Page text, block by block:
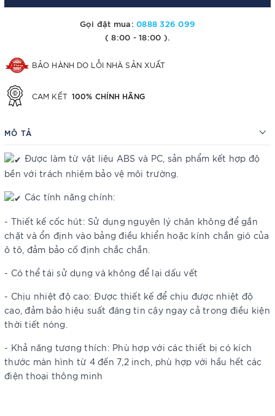
Gọi đặt mua:0888 326 099
( 8:00 - 18:00 ).
BẢO HÀNH DO LỖI NHÀ SẢN XUẤT
CAM KẾT 100% CHÍNH HÃNG
MÔ TẢ
Được làm từ vật liệu ABS và PC, sản phẩm kết hợp độ
bền với trách nhiệm bảo vệ môi trường.
Các tính năng chính:
- Thiết kế cốc hút: Sử dụng nguyên lý chân không để gắn
chặt và ổn định vào bảng điều khiển hoặc kính chắn gió của
ô tô, đảm bảo cố định chắc chắn.
- Có thể tái sử dụng và không để lại dấu vết
- Chịu nhiệt độ cao: Được thiết kế để chịu được nhiệt độ
cao, đảm bảo hiệu suất đáng tin cậy ngay cả trong điều kiện
thời tiết nóng.
- Khả năng tương thích: Phù hợp với các thiết bị có kích
thước màn hình từ 4 đến 7,2 inch, phù hợp với hầu hết các
điện thoại thông minh